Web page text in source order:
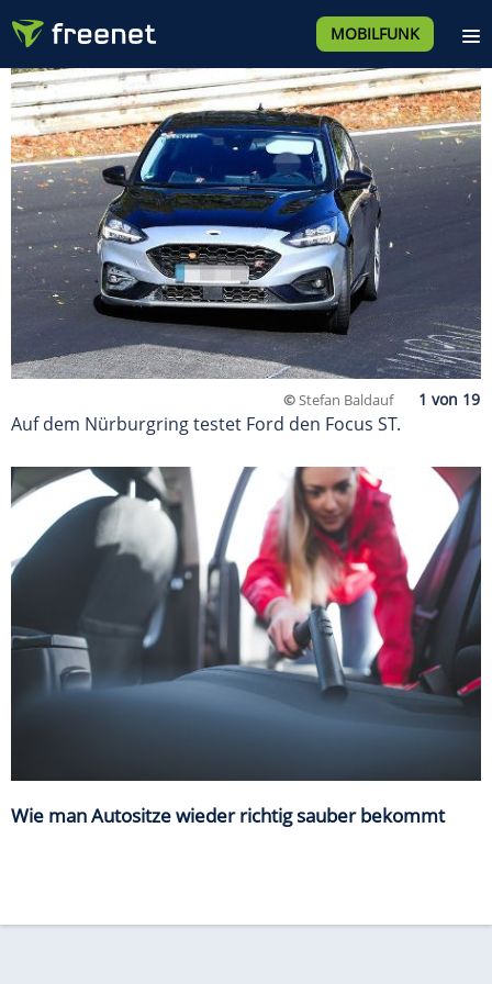
MOBILFUNK
©Stefan Baldauf
Auf dem Nürburgring testet Ford den Focus ST.
Wie man Autositze wieder richtig sauber bekommt